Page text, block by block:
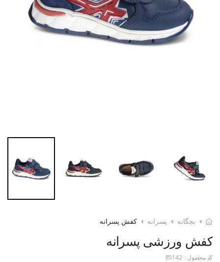
بچگانه پسرانه کفش پسرانه
کفش ورزشی پسرانه
کد محصول : 85142